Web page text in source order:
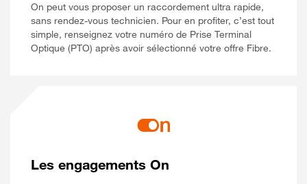
On peut vous proposer un raccordement ultra rapide,
sans rendez-vous technicien. Pour en profiter, c’est tout
simple, renseignez votre numéro de Prise Terminal
Optique (PTO) après avoir sélectionné votre offre Fibre.
Les engagements On